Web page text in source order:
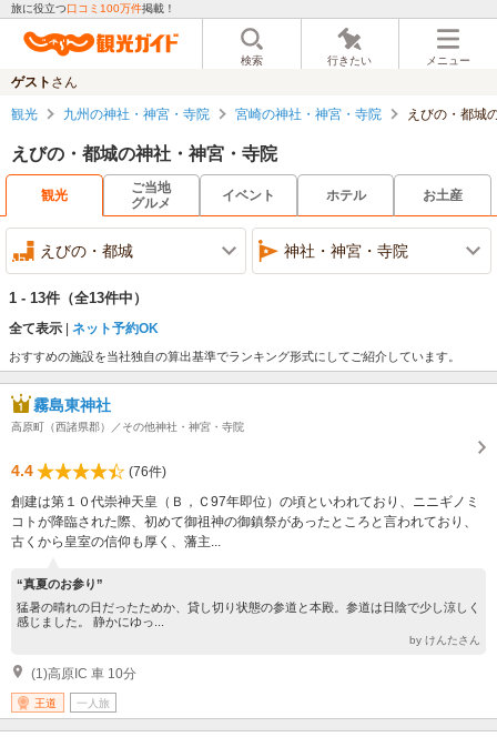
旅に役立つ口コミ100万件掲載！
検索 行きたい メニュー
ゲスト さん
観光 九州の神社・神宮・寺院 宮崎の神社・神宮・寺院 えびの・都城
えびの・都城の神社・神宮・寺院
観光
ご当地
グルメ
イベント ホテル お土産
えびの・都城 神社・神宮・寺院
1 - 13件 （全13件中）
全て表示 ネット予約OK
おすすめの施設を当社独自の算出基準でランキング形式にしてご紹介しています。
霧島東神社
高原町（西諸県郡）／その他神社・神宮・寺院
4.4
(76件)
創建は第１０代崇神天皇（Ｂ，Ｃ97年即位）の頃といわれており、ニニギノミ
コトが降臨された際、初めて御祖神の御鎮祭があったところと言われており、
古くから皇室の信仰も厚く、藩主...
“真夏のお参り”
猛暑の晴れの日だったためか、貸し切り状態の参道と本殿。参道は日陰で少し涼しく
感じました。 静かにゆっ...
by けんたさん
(1)高原IC 車 10分
王道 一人旅